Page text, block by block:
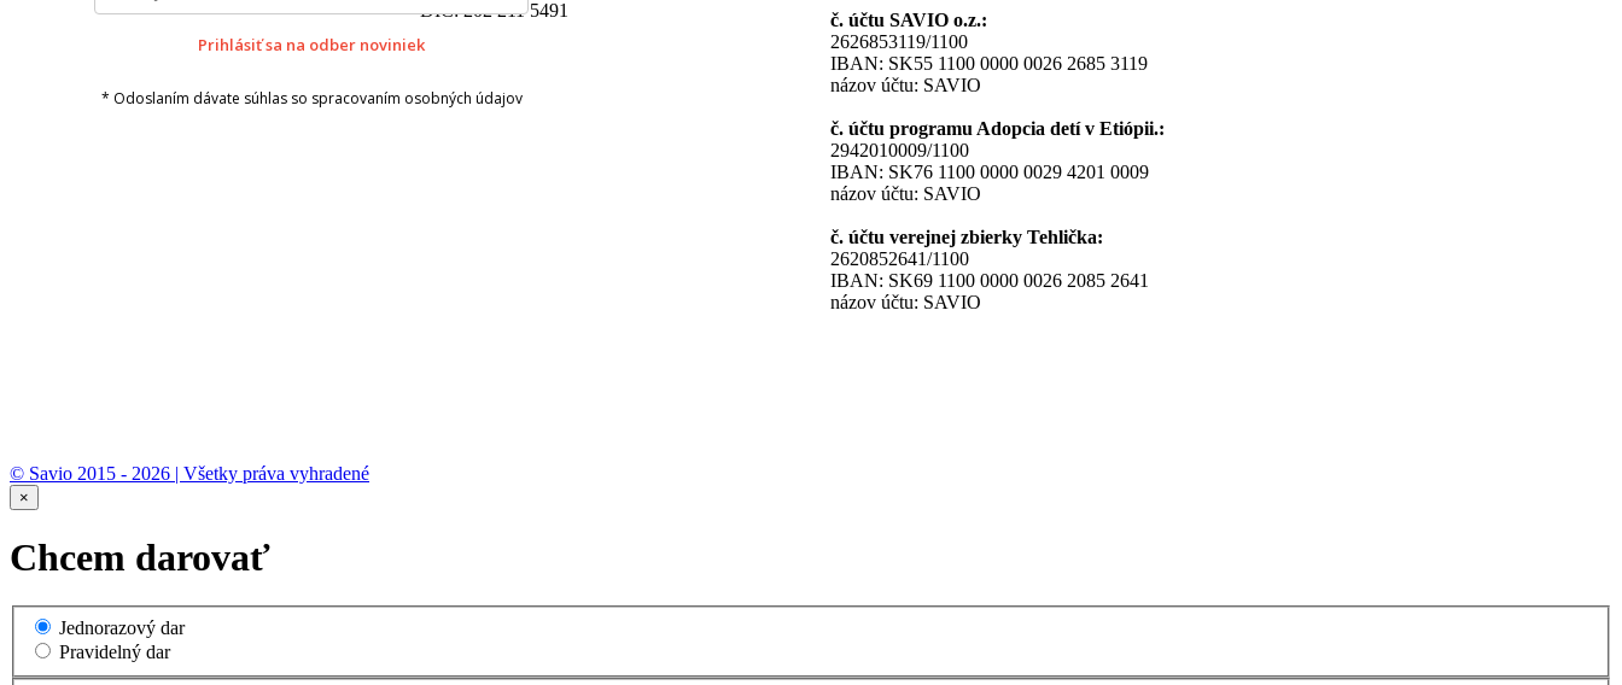
Prihlásiť sa na odber noviniek
* Odoslaním dávate súhlas so spracovaním osobných údajov
DIČ: 202 211 5491
č. účtu SAVIO o.z.:
2626853119/1100
IBAN: SK55 1100 0000 0026 2685 3119
názov účtu: SAVIO
č. účtu programu Adopcia detí v Etiópii.:
2942010009/1100
IBAN: SK76 1100 0000 0029 4201 0009
názov účtu: SAVIO
č. účtu verejnej zbierky Tehlička:
2620852641/1100
IBAN: SK69 1100 0000 0026 2085 2641
názov účtu: SAVIO
© Savio 2015 - 2026 | Všetky práva vyhradené
×
Chcem darovať
Jednorazový dar
Pravidelný dar